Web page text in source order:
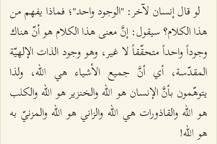
لو قال إنسان لآخر: "الوجود واحد"؛ فماذا يفهم من
هذا الكلام؟ سيقول: إنَّ معنى هذا الكلام هو أنّ هناك
وجوداً واحداً متحقّقاً لا غير، وهو وجود الذات الإلهيّة
المقدّسة، أي أنَّ جميع الأشياء هي الله، ولذا
يتوهّمون بأنَّ الإنسان هو الله والخنزير هو الله والكلب
هو الله والقاذورات هي الله والزاني هو الله والمزنيّ به
هو الله!